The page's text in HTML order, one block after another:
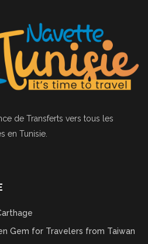
de Transferts vers tous les
en Tunisie.
Gem for Travelers from Taiwan